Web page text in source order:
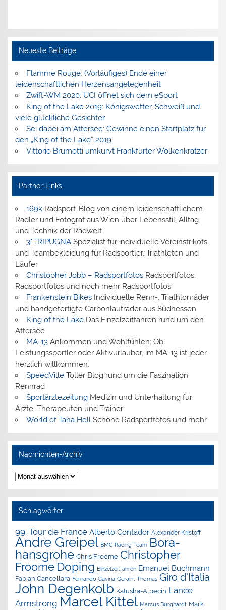
Neueste Beiträge
Flamme Rouge: (Vorläufiges) Ende einer
leidenschaftlichen Herzensangelegenheit
Zwift-WM 2020: UCI öffnet sich dem eSport
King of the Lake 2019: Königswetter, Schweiß und
viele glückliche Gesichter
Sei dabei am Attersee: Gewinne einen Startplatz für
den „King of the Lake“ 2019
Vittorio Brumotti umkurvt Frankfurter Wolkenkratzer
Partner-Links
169kRadsport-Blog von einem leidenschaftlichem
Radler und Fotograf aus Wien über Lebensstil, Alltag
und Technik der Radwelt
3*TRIPUGNASpezialist für individuelle Vereinstrikots
und Teambekleidung für Radsportler, Triathleten und
Läufer
Christopher Jobb – RadsportfotosRadsportfotos,
Radsportfotos und noch mehr Radsportfotos
Frankenstein BikesIndividuelle Renn-, Triathlonräder
und handgefertigte Carbonlaufräder aus Südhessen
King of the LakeDas Einzelzeitfahren rund um den
Attersee
MA-13Ankommen und Wohlfühlen: Ob
Leistungssportler oder Aktivurlauber, im MA-13 ist jeder
herzlich willkommen.
SpeedVilleToller Blog rund um die Faszination
Rennrad
SportärztezeitungMedizin und Unterhaltung für
Ärzte, Therapeuten und Trainer
World of Tana HellSchöne Radsportfotos und mehr
Nachrichten-Archiv
Nachrichten-
Archiv
Schlagwörter
99. Tour de France Alberto Contador Alexander Kristoff
Andre Greipel BMC Racing Team Bora-
hansgrohe Chris Froome Christopher
Froome Doping Einzelzeitfahren Emanuel Buchmann
Fabian Cancellara Fernando Gaviria Geraint Thomas Giro d'Italia
John Degenkolb Katusha-Alpecin Lance
Armstrong Marcel Kittel Marcus Burghardt Mark